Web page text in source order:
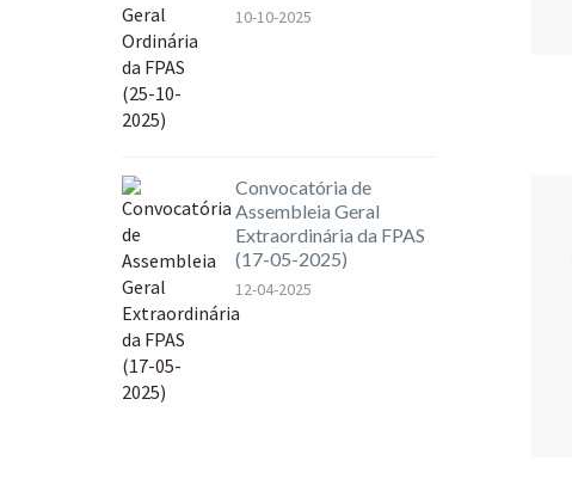
10-10-2025
Convocatória de
Assembleia Geral
Extraordinária da FPAS
(17-05-2025)
12-04-2025